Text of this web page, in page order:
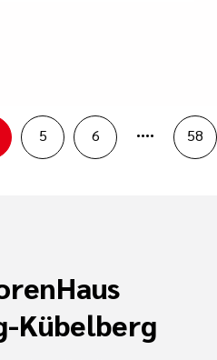
5 6 .... 58
Kübelberg